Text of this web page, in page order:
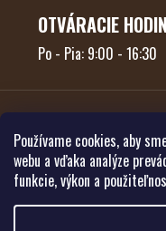
Používame cookies, aby
webu a vďaka analýze
funkcie, výkon a
OTVÁRACIE
Po - Pia: 9:00 - 16:30